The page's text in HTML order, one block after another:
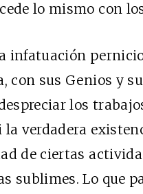
lo mismo con
infatuación
con sus Genios y
los
la verdadera
de ciertas
sublimes. Lo que